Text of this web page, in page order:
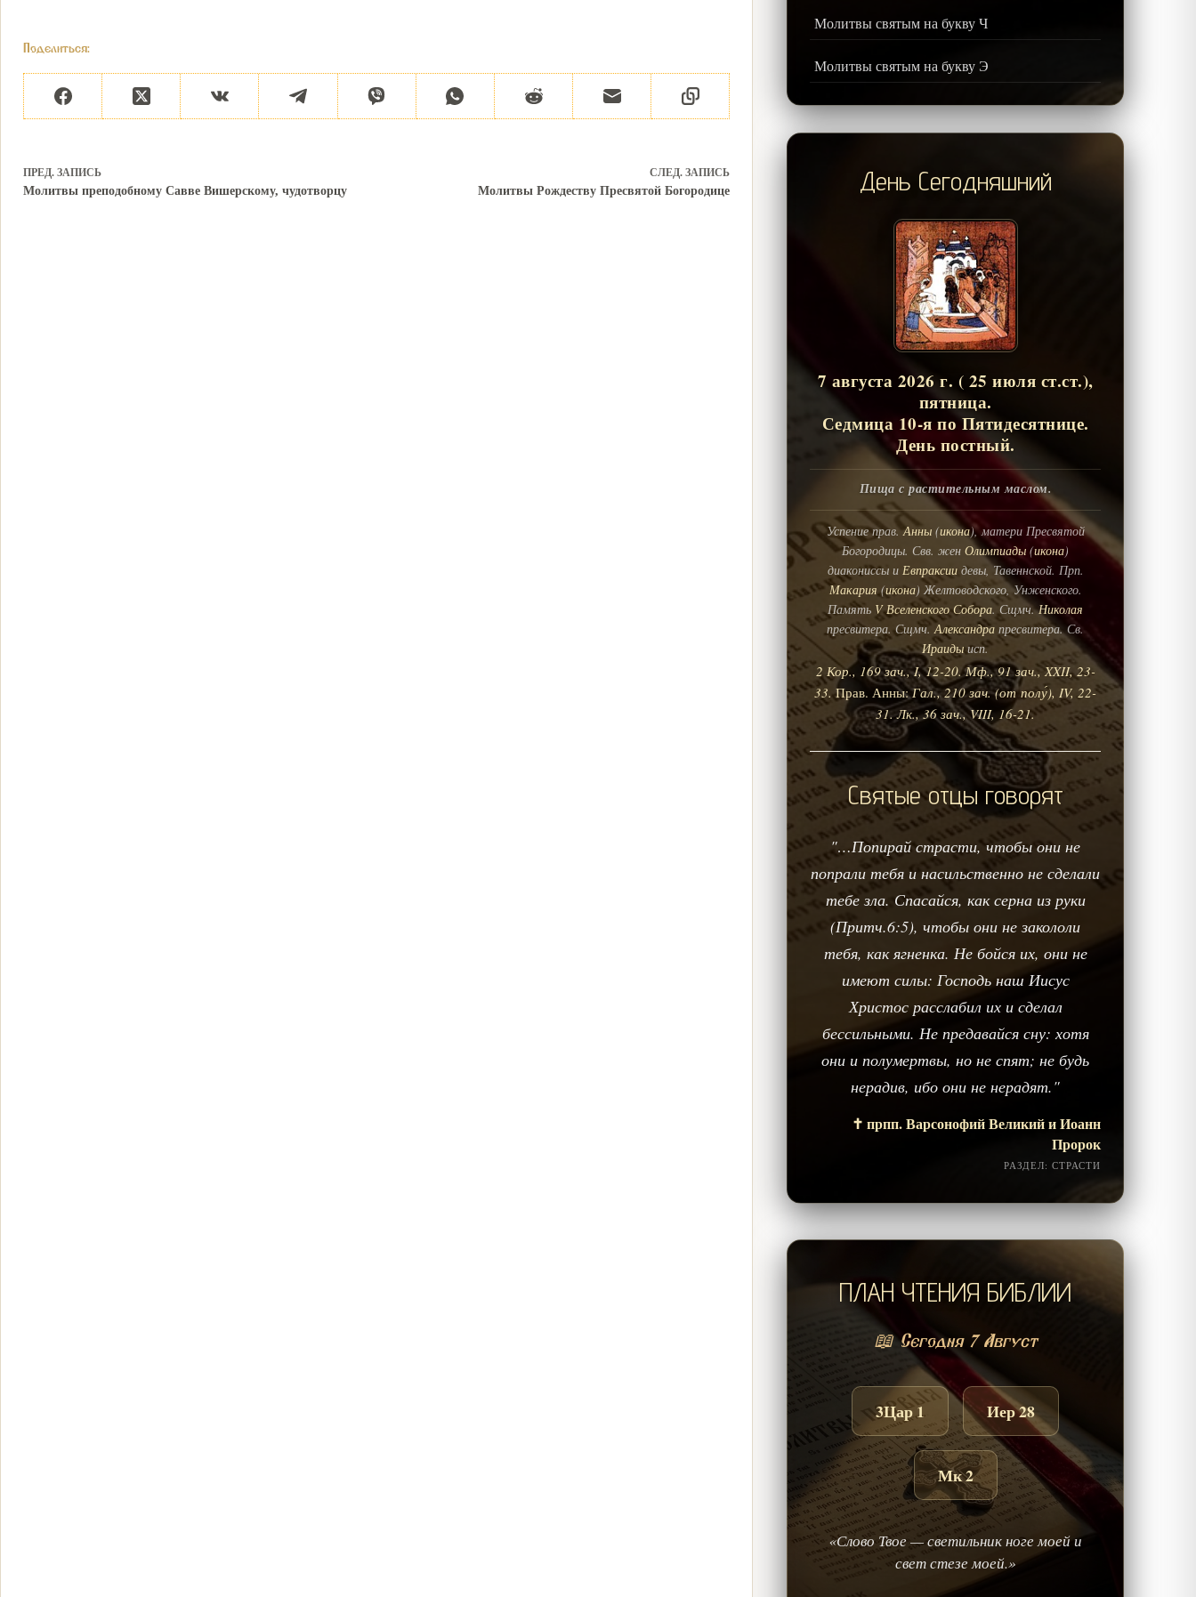
Поделиться:
ПРЕД. ЗАПИСЬ
Молитвы преподобному Савве Вишерскому, чудотворцу
СЛЕД.ЗАПИСЬ
Молитвы Рождеству Пресвятой Богородице
Молитвы святым на букву Ч
Молитвы святым на букву Э
День Сегодняшний
7 августа 2026 г. ( 25 июля ст.ст.),
пятница.
Седмица 10-я по Пятидесятнице.
День постный.
Пища с растительным маслом.
Успение прав.Анны(икона), матери Пресвятой
Богородицы. Свв. женОлимпиады (икона)
диакониссы и Евпраксиидевы, Тавеннской. Прп.
Макария(икона) Желтоводского, Унженского.
Память V Вселенского Собора. Сщмч.Николая
пресвитера. Сщмч.Александра пресвитера. Св.
Ираидыисп.
2 Кор., 169 зач., I, 12-20. Мф., 91 зач., XXII, 23-
33.Прав. Анны:Гал., 210 зач. (от полу́), IV, 22-
31. Лк., 36 зач., VIII, 16-21.
Святые отцы говорят
"…Попирай страсти, чтобы они не
попрали тебя и насильственно не сделали
тебе зла. Спасайся, как серна из руки
(Притч.6:5), чтобы они не закололи
тебя, как ягненка. Не бойся их, они не
имеют силы: Господь наш Иисус
Христос расслабил их и сделал
бессильными. Не предавайся сну: хотя
они и полумертвы, но не спят; не будь
нерадив, ибо они не нерадят."
✝️ прпп. Варсонофий Великий и Иоанн
Пророк
РАЗДЕЛ: СТРАСТИ
ПЛАН ЧТЕНИЯ БИБЛИИ
📖 Сегодня 7 Август
3Цар 1 Иер 28
Мк 2
«Слово Твое — светильник ноге моей и
свет стезе моей.»